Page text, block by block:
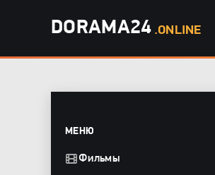
DORAMA24 .ONLINE
МЕНЮ
Фильмы